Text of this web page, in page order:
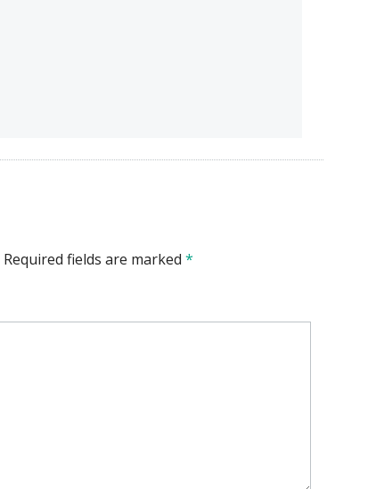
Required fields are marked *